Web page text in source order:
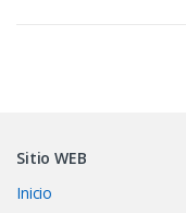
Sitio WEB
Inicio